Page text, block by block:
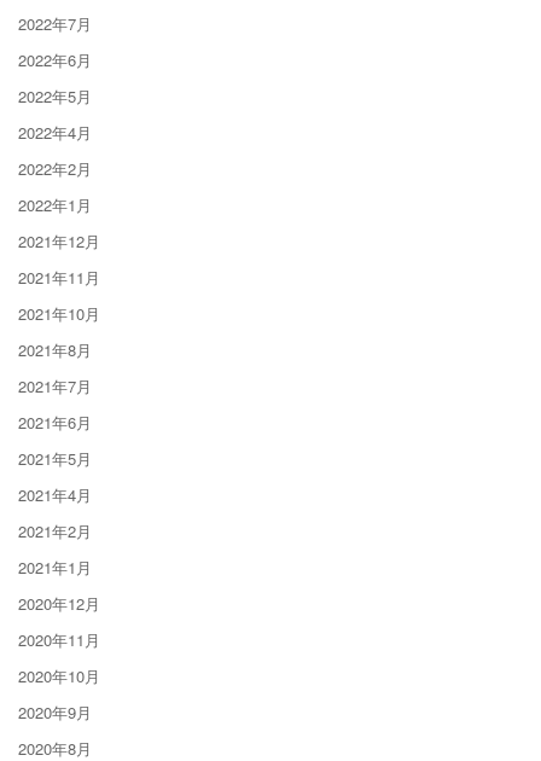
2022年7月
2022年6月
2022年5月
2022年4月
2022年2月
2022年1月
2021年12月
2021年11月
2021年10月
2021年8月
2021年7月
2021年6月
2021年5月
2021年4月
2021年2月
2021年1月
2020年12月
2020年11月
2020年10月
2020年9月
2020年8月